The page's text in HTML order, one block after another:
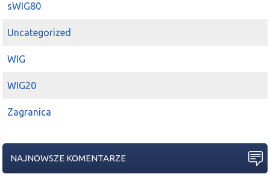
sWIG80
Uncategorized
WIG
WIG20
Zagranica
NAJNOWSZE KOMENTARZE